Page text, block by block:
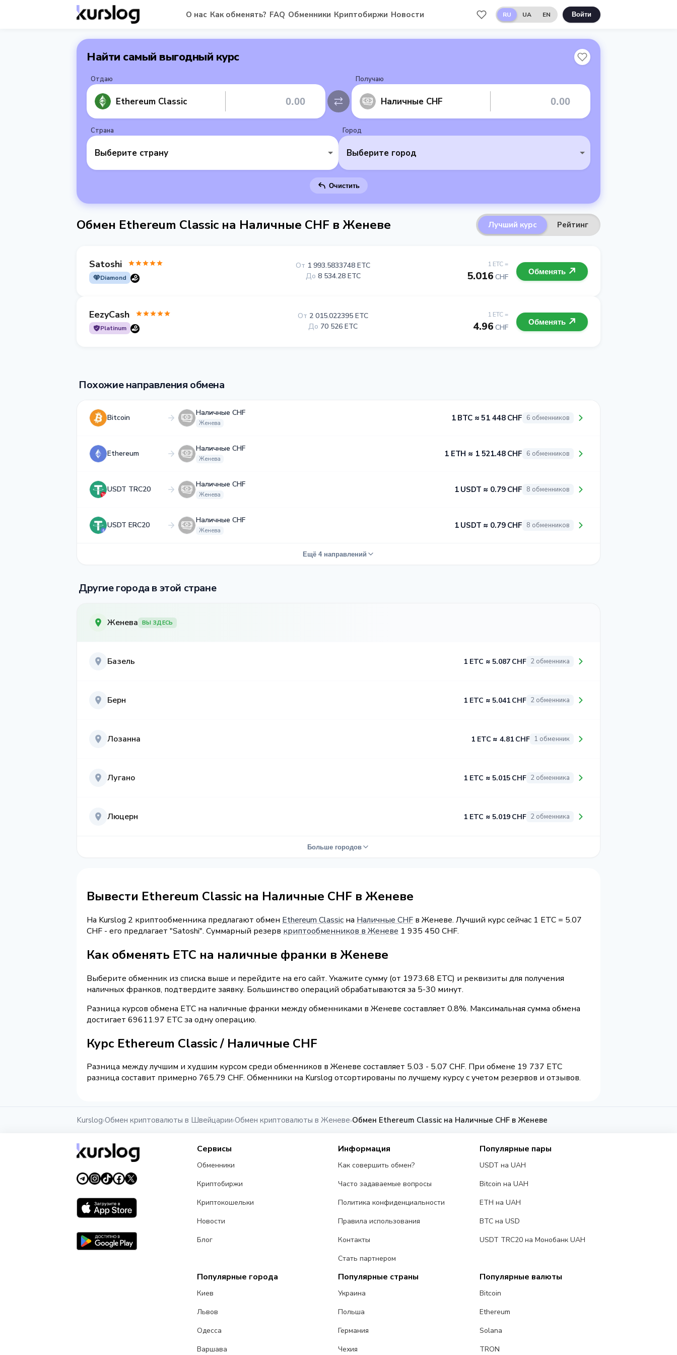
О нас Как обменять? FAQ Обменники Криптобиржи Новости RU UA EN Войти
Найти самый выгодный курс
Отдаю
Ethereum Classic
Получаю
Наличные CHF
Страна
Выберите страну
Город
Выберите город
Очистить
Обмен Ethereum Classic на Наличные CHF в Женеве Лучший курс Рейтинг
Satoshi
Diamond
1 ETC =
5.016 CHF
От 1 993.5833748 ETC
До 8 534.28 ETC Обменять
EezyCash
Platinum
1 ETC =
4.96 CHF
От 2 015.022395 ETC
До 70 526 ETC Обменять
Похожие направления обмена
Bitcoin
Наличные CHF
Женева
1 BTC ≈ 51 448 CHF 6 обменников
Ethereum
Наличные CHF
Женева
1 ETH ≈ 1 521.48 CHF 6 обменников
USDT TRC20
Наличные CHF
Женева
1 USDT ≈ 0.79 CHF 8 обменников
USDT ERC20
Наличные CHF
Женева
1 USDT ≈ 0.79 CHF 8 обменников
Ещё 4 направлений
Другие города в этой стране
Женева ВЫ ЗДЕСЬ
Базель 1 ETC ≈ 5.087 CHF 2 обменника
Берн 1 ETC ≈ 5.041 CHF 2 обменника
Лозанна 1 ETC ≈ 4.81 CHF 1 обменник
Лугано 1 ETC ≈ 5.015 CHF 2 обменника
Люцерн 1 ETC ≈ 5.019 CHF 2 обменника
Больше городов
Вывести Ethereum Classic на Наличные CHF в Женеве
На Kurslog 2 криптообменника предлагают обмен Ethereum Classic на Наличные CHF в Женеве. Лучший курс сейчас 1 ETC = 5.07
CHF - его предлагает "Satoshi". Суммарный резерв криптообменников в Женеве 1 935 450 CHF.
Как обменять ETC на наличные франки в Женеве
Выберите обменник из списка выше и перейдите на его сайт. Укажите сумму (от 1973.68 ETC) и реквизиты для получения
наличных франков, подтвердите заявку. Большинство операций обрабатываются за 5-30 минут.
Разница курсов обмена ETC на наличные франки между обменниками в Женеве составляет 0.8%. Максимальная сумма обмена
достигает 69611.97 ETC за одну операцию.
Курс Ethereum Classic / Наличные CHF
Разница между лучшим и худшим курсом среди обменников в Женеве составляет 5.03 - 5.07 CHF. При обмене 19 737 ETC
разница составит примерно 765.79 CHF. Обменники на Kurslog отсортированы по лучшему курсу с учетом резервов и отзывов.
Kurslog›Обмен криптовалюты в Швейцарии›Обмен криптовалюты в Женеве›Обмен Ethereum Classic на Наличные CHF в Женеве
Сервисы
Обменники
Криптобиржи
Криптокошельки
Новости
Блог
Информация
Как совершить обмен?
Часто задаваемые вопросы
Политика конфиденциальности
Правила использования
Контакты
Стать партнером
Популярные пары
USDT на UAH
Bitcoin на UAH
ETH на UAH
BTC на USD
USDT TRC20 на Монобанк UAH
Популярные города
Киев
Львов
Одесса
Варшава
Популярные страны
Украина
Польша
Германия
Чехия
Популярные валюты
Bitcoin
Ethereum
Solana
TRON